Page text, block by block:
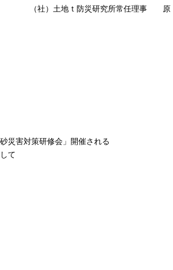
（社）土地ｔ防災研究所常任理事
災害対策研修会」開催される
て